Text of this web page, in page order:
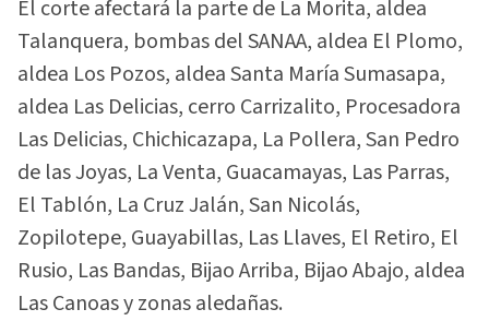
El corte afectará la parte de La Morita, aldea
Talanquera, bombas del SANAA, aldea El Plomo,
aldea Los Pozos, aldea Santa María Sumasapa,
aldea Las Delicias, cerro Carrizalito, Procesadora
Las Delicias, Chichicazapa, La Pollera, San Pedro
de las Joyas, La Venta, Guacamayas, Las Parras,
El Tablón, La Cruz Jalán, San Nicolás,
Zopilotepe, Guayabillas, Las Llaves, El Retiro, El
Rusio, Las Bandas, Bijao Arriba, Bijao Abajo, aldea
Las Canoas y zonas aledañas.